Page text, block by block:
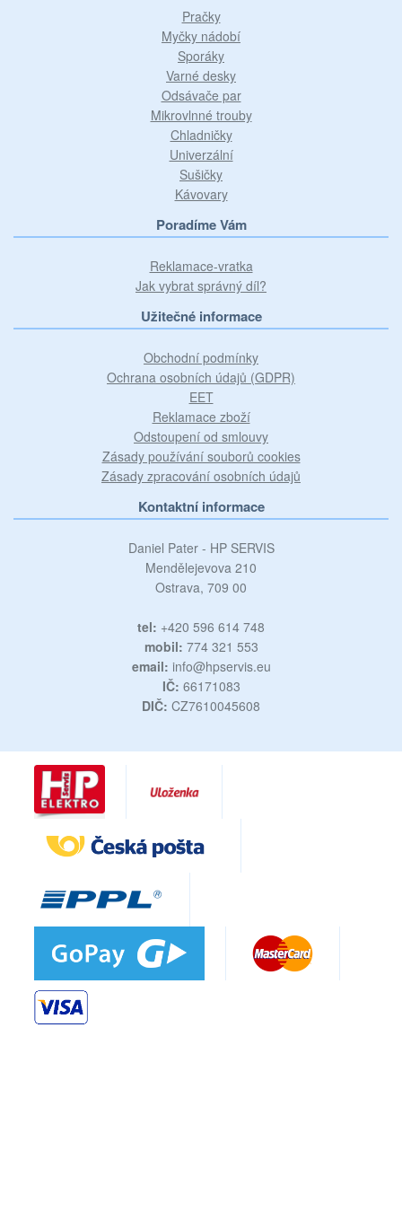
Pračky
Myčky nádobí
Sporáky
Varné desky
Odsávače par
Mikrovlnné trouby
Chladničky
Univerzální
Sušičky
Kávovary
Poradíme Vám
Reklamace-vratka
Jak vybrat správný díl?
Užitečné informace
Obchodní podmínky
Ochrana osobních údajů (GDPR)
EET
Reklamace zboží
Odstoupení od smlouvy
Zásady používání souborů cookies
Zásady zpracování osobních údajů
Kontaktní informace
Daniel Pater - HP SERVIS
Mendělejevova 210
Ostrava, 709 00
tel: +420 596 614 748
mobil: 774 321 553
email: info@hpservis.eu
IČ: 66171083
DIČ: CZ7610045608